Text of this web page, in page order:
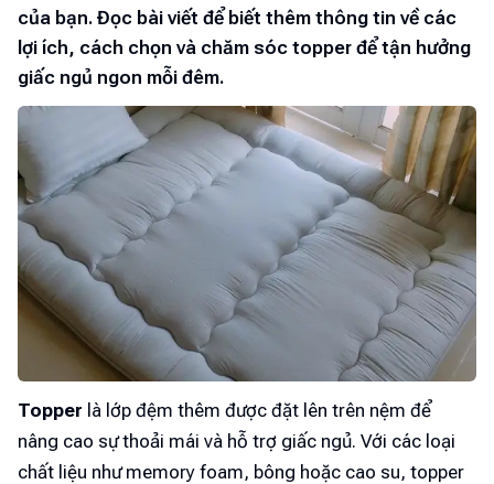
của bạn. Đọc bài viết để biết thêm thông tin về các
lợi ích, cách chọn và chăm sóc topper để tận hưởng
giấc ngủ ngon mỗi đêm.
Topper là lớp đệm thêm được đặt lên trên nệm để
nâng cao sự thoải mái và hỗ trợ giấc ngủ. Với các loại
chất liệu như memory foam, bông hoặc cao su, topper